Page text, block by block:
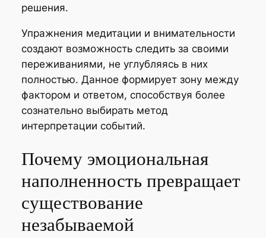
решения.
Упражнения медитации и внимательности
создают возможность следить за своими
переживаниями, не углубляясь в них
полностью. Данное формирует зону между
фактором и ответом, способствуя более
сознательно выбирать метод
интерпретации событий.
Почему эмоциональная
наполненность превращает
существование
незабываемой